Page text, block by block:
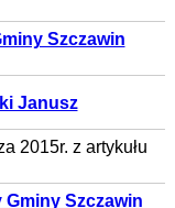
Szczawin
Janusz
2015r. z artykułu
Gminy Szczawin